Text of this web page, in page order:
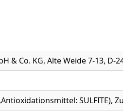
& Co. KG, Alte Weide 7-13, D-
SULFITE),